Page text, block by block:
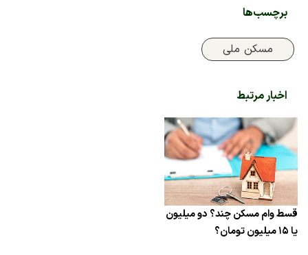
برچسب‌ها
مسکن ملی
اخبار مرتبط
قسط وام مسکن چند؟ دو میلیون
یا ۱۵ میلیون تومان؟